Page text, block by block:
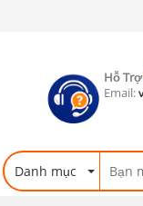
Hỗ
Email:
Danh mục